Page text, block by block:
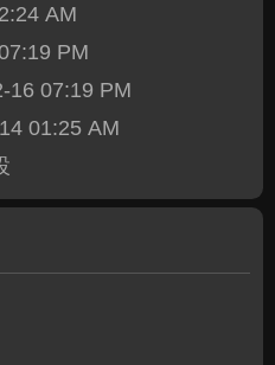
AM
PM
16 07:19 PM
01:25 AM